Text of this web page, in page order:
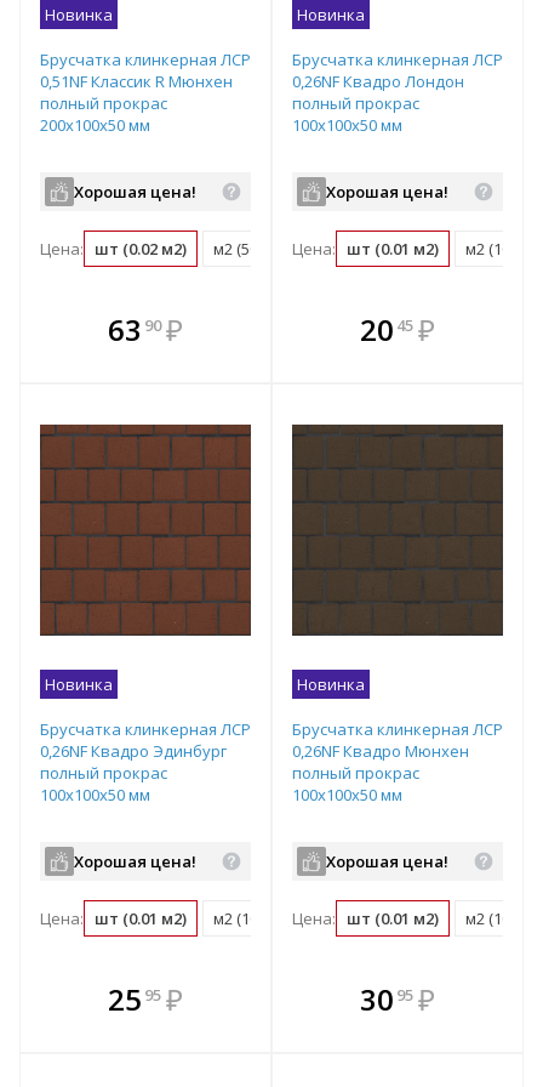
Новинка
Брусчатка клинкерная ЛСР
0,51NF Классик R Мюнхен
полный прокрас
200х100х50 мм
Хорошая цена!
Цена: шт (0.02 м2) м2 (50 шт) поддон (540 шт)
63 90 ₽
В комплекте
всегда выгоднее!
Новинка
Брусчатка клинкерная ЛСР
0,26NF Квадро Лондон
полный прокрас
100х100х50 мм
Хорошая цена!
Цена: шт (0.01 м2) м2 (100
В комплекте
всегда выгоднее!
20 45 ₽
Новинка
Брусчатка клинкерная ЛСР
0,26NF Квадро Эдинбург
полный прокрас
100х100х50 мм
Хорошая цена!
Цена: шт (0.01 м2) м2 (100 шт) поддон (1080 шт)
25 95 ₽
В комплекте
всегда выгоднее!
Новинка
Брусчатка клинкерная ЛСР
0,26NF Квадро Мюнхен
полный прокрас
100х100х50 мм
Хорошая цена!
Цена: шт (0.01 м2) м2 (100
В комплекте
всегда выгоднее!
30 95 ₽